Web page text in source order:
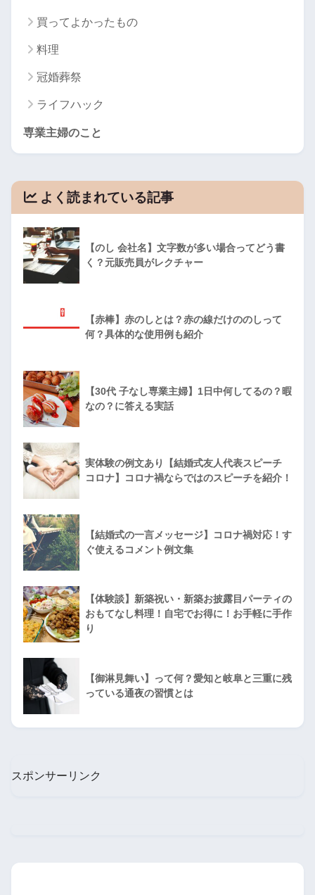
買ってよかったもの
料理
冠婚葬祭
ライフハック
専業主婦のこと
よく読まれている記事
【のし 会社名】文字数が多い場合ってどう書
く？元販売員がレクチャー
【赤棒】赤のしとは？赤の線だけののしって
何？具体的な使用例も紹介
【30代 子なし専業主婦】1日中何してるの？暇
なの？に答える実話
実体験の例文あり【結婚式友人代表スピーチ
コロナ】コロナ禍ならではのスピーチを紹介！
【結婚式の一言メッセージ】コロナ禍対応！す
ぐ使えるコメント例文集
【体験談】新築祝い・新築お披露目パーティの
おもてなし料理！自宅でお得に！お手軽に手作
り
【御淋見舞い】って何？愛知と岐阜と三重に残
っている通夜の習慣とは
スポンサーリンク